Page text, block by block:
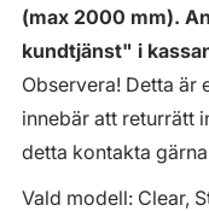
(max 2000 mm).
kundtjänst" i
Observera! Detta
innebär att returrätt
detta kontakta
Vald modell: Clear,